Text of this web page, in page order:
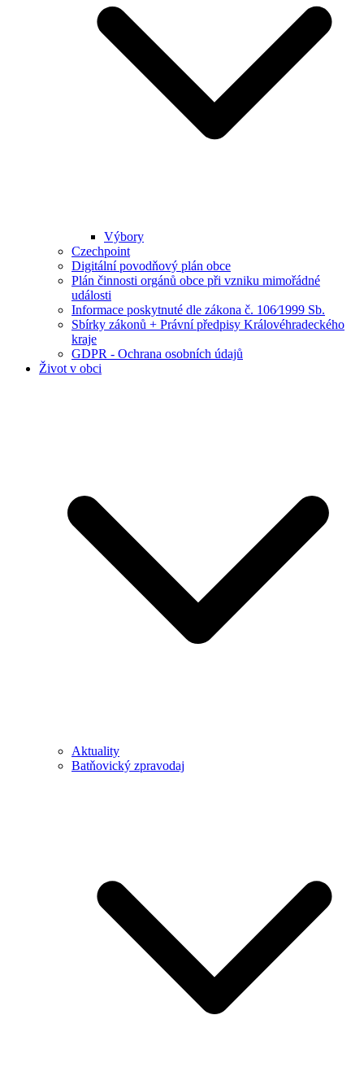
Výbory
Czechpoint
Digitální povodňový plán obce
Plán činnosti orgánů obce při vzniku mimořádné
události
Informace poskytnuté dle zákona č. 106⁄1999 Sb.
Sbírky zákonů + Právní předpisy Královéhradeckého
kraje
GDPR - Ochrana osobních údajů
Život v obci
Aktuality
Batňovický zpravodaj